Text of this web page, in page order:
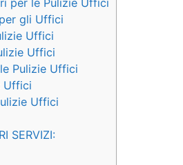
per le Pulizie Uffici
gli Uffici
Uffici
Uffici
Pulizie Uffici
Uffici
Uffici
SERVIZI: